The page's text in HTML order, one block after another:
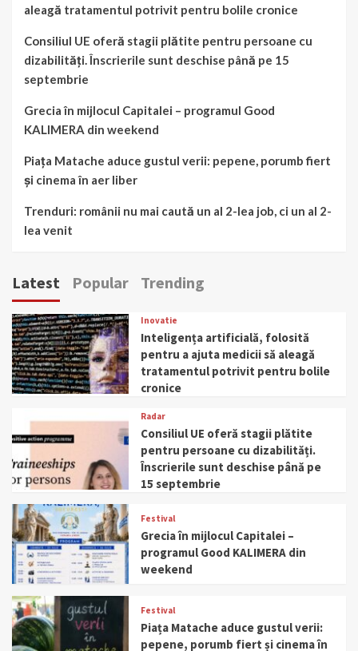
aleagă tratamentul potrivit pentru bolile cronice
Consiliul UE oferă stagii plătite pentru persoane cu
dizabilități. Înscrierile sunt deschise până pe 15
septembrie
Grecia în mijlocul Capitalei – programul Good
KALIMERA din weekend
Piața Matache aduce gustul verii: pepene, porumb fiert
și cinema în aer liber
Trenduri: românii nu mai caută un al 2-lea job, ci un al 2-
lea venit
Latest Popular Trending
Inovatie
Inteligența artificială, folosită
pentru a ajuta medicii să aleagă
tratamentul potrivit pentru bolile
cronice
Radar
Consiliul UE oferă stagii plătite
pentru persoane cu dizabilități.
Înscrierile sunt deschise până pe
15 septembrie
Festival
Grecia în mijlocul Capitalei –
programul Good KALIMERA din
weekend
Festival
Piața Matache aduce gustul verii:
pepene, porumb fiert și cinema în